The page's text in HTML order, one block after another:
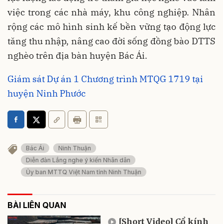
việc trong các nhà máy, khu công nghiệp. Nhân
rộng các mô hình sinh kế bền vững tạo động lực
tăng thu nhập, nâng cao đời sống đồng bào DTTS
nghèo trên địa bàn huyện Bác Ái.
Giám sát Dự án 1 Chương trình MTQG 1719 tại
huyện Ninh Phước
Bác Ái
Ninh Thuận
Diễn đàn Lắng nghe ý kiến Nhân dân
Ủy ban MTTQ Việt Nam tỉnh Ninh Thuận
BÀI LIÊN QUAN
[Short Video] Cổ kính